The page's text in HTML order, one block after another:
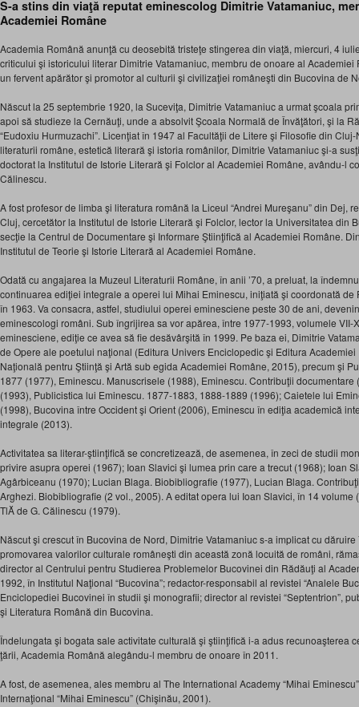
S-a stins din viaţă reputat eminescolog Dimitrie Vatamaniuc,
Academiei Române
Academia Română anunţă cu deosebită tristeţe stingerea din viaţă, miercuri, 4
criticului şi istoricului literar Dimitrie Vatamaniuc, membru de onoare al
un fervent apărător şi promotor al culturii şi civilizaţiei româneşti din Bucovina de
Născut la 25 septembrie 1920, la Suceviţa, Dimitrie Vatamaniuc a urmat şcoala
apoi să studieze la Cernăuţi, unde a absolvit Şcoala Normală de Învăţători, şi la
“Eudoxiu Hurmuzachi”. Licenţiat în 1947 al Facultăţii de Litere şi Filosofie din
literaturii române, estetică literară şi istoria românilor, Dimitrie Vatamaniuc şi-a
doctorat la Institutul de Istorie Literară şi Folclor al Academiei Române, avându-l
Călinescu.
A fost profesor de limba şi literatura română la Liceul “Andrei Mureşanu” din Dej,
Cluj, cercetător la Institutul de Istorie Literară şi Folclor, lector la Universitatea din
secţie la Centrul de Documentare şi Informare Ştiinţifică al Academiei Române.
Institutul de Teorie şi Istorie Literară al Academiei Române.
Odată cu angajarea la Muzeul Literaturii Române, în anii ’70, a preluat, la
continuarea ediţiei integrale a operei lui Mihai Eminescu, iniţiată şi coordonată
în 1963. Va consacra, astfel, studiului operei eminesciene peste 30 de ani,
eminescologi români. Sub îngrijirea sa vor apărea, între 1977-1993, volumele VII-
eminesciene, ediţie ce avea să fie desăvârşită în 1999. Pe baza ei, Dimitrie
de Opere ale poetului naţional (Editura Univers Enciclopedic şi Editura
Naţională pentru Ştiinţă şi Artă sub egida Academiei Române, 2015), precum şi
1877 (1977), Eminescu. Manuscrisele (1988), Eminescu. Contribuţii
(1993), Publicistica lui Eminescu. 1877-1883, 1888-1889 (1996); Caietele lui
(1998), Bucovina între Occident şi Orient (2006), Eminescu în ediţia academică
integrale (2013).
Activitatea sa literar-ştiinţifică se concretizează, de asemenea, în zeci de studii
privire asupra operei (1967); Ioan Slavici şi lumea prin care a trecut (1968); Ioan
Agârbiceanu (1970); Lucian Blaga. Biobibliografie (1977), Lucian Blaga.
Arghezi. Biobibliografie (2 vol., 2005). A editat opera lui Ioan Slavici, în 14
TlĂ de G. Călinescu (1979).
Născut şi crescut în Bucovina de Nord, Dimitrie Vatamaniuc s-a implicat cu
promovarea valorilor culturale româneşti din această zonă locuită de români,
director al Centrului pentru Studierea Problemelor Bucovinei din Rădăuţi al
1992, în Institutul Naţional “Bucovina”; redactor-responsabil al revistei “Analele
Enciclopediei Bucovinei în studii şi monografii; director al revistei “Septentrion”,
şi Literatura Română din Bucovina.
Îndelungata şi bogata sale activitate culturală şi ştiinţifică i-a adus recunoaşterea
ţării, Academia Română alegându-l membru de onoare în 2011.
A fost, de asemenea, ales membru al The International Academy “Mihai
Internaţional “Mihai Eminescu” (Chişinău, 2001).